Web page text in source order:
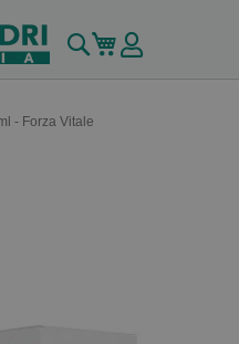
Buscar
Mi carrito
- Forza Vitale